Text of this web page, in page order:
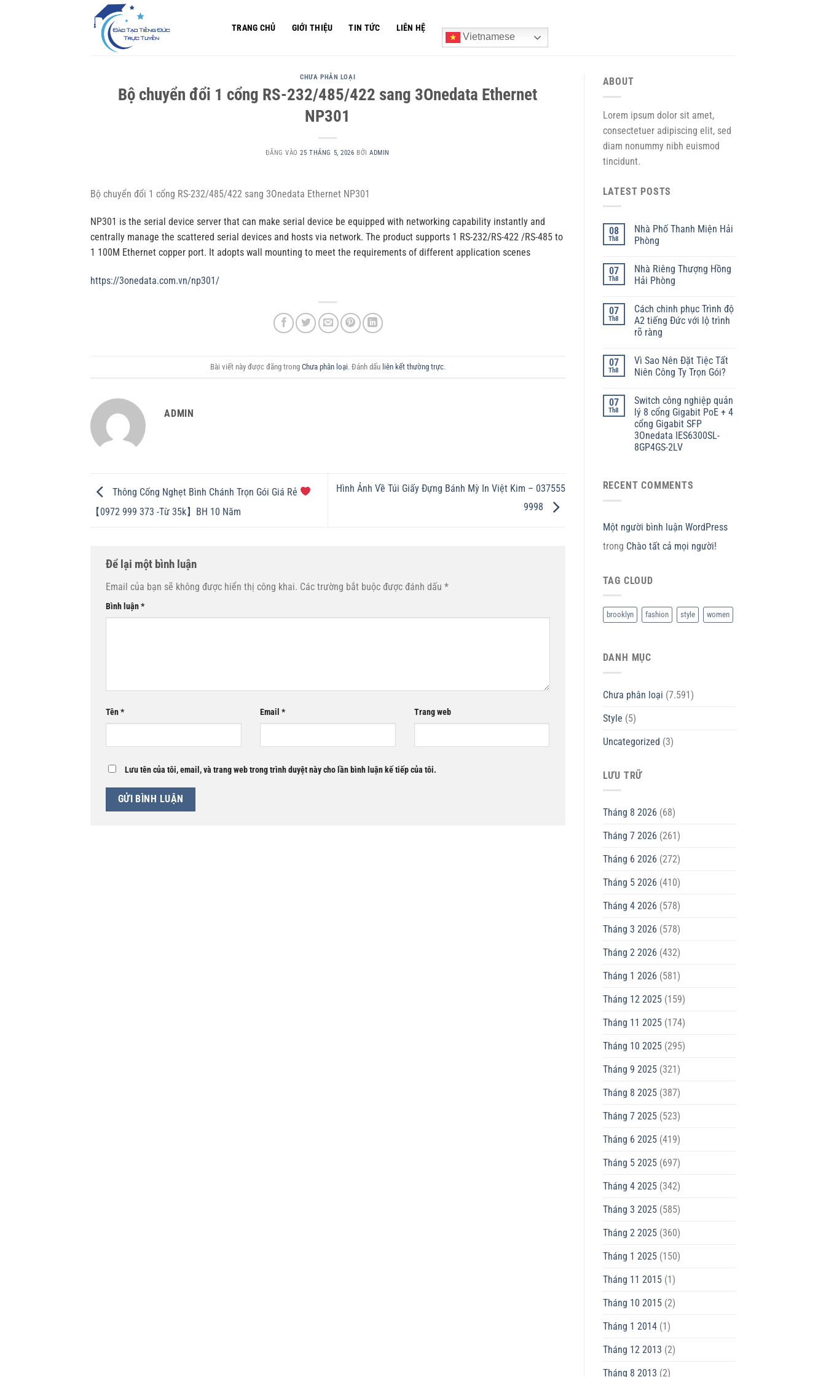
TRANG CHỦ GIỚI THIỆU TIN TỨC
LIÊN HỆ
Vietnamese
CHƯA PHÂN LOẠI
Bộ chuyển đổi 1 cổng RS-232/485/422 sang 3Onedata Ethernet
NP301
ĐĂNG VÀO25 THÁNG 5, 2026 BỞIADMIN
Bộ chuyển đổi 1 cổng RS-232/485/422 sang 3Onedata Ethernet NP301
NP301 is the serial device server that can make serial device be equipped with networking capability instantly and
centrally manage the scattered serial devices and hosts via network. The product supports 1 RS-232/RS-422 /RS-485 to
1 100M Ethernet copper port. It adopts wall mounting to meet the requirements of different application scenes
https://3onedata.com.vn/np301/
Bài viết này được đăng trong Chưa phân loại. Đánh dấu liên kết thường trực.
ADMIN
Thông Cống Nghẹt Bình Chánh Trọn Gói Giá Rẻ
【0972 999 373 -Từ 35k】BH 10 Năm
Hình Ảnh Về Túi Giấy Đựng Bánh Mỳ In Việt Kim – 037555
9998
Để lại một bình luận
Email của bạn sẽ không được hiển thị công khai. Các trường bắt buộc được đánh dấu *
Bình luận*
Tên* Email * Trang web
Lưu tên của tôi, email, và trang web trong trình duyệt này cho lần bình luận kế tiếp của tôi.
ABOUT
Lorem ipsum dolor sit amet,
consectetuer adipiscing elit, sed
diam nonummy nibh euismod
tincidunt.
LATEST POSTS
08
Th8
Nhà Phố Thanh Miện Hải
Phòng
07
Th8
Nhà Riêng Thượng Hồng
Hải Phòng
07
Th8
Cách chinh phục Trình độ
A2 tiếng Đức với lộ trình
rõ ràng
07
Th8
Vì Sao Nên Đặt Tiệc Tất
Niên Công Ty Trọn Gói?
07
Th8
Switch công nghiệp quản
lý 8 cổng Gigabit PoE + 4
cổng Gigabit SFP
3Onedata IES6300SL-
8GP4GS-2LV
RECENT COMMENTS
Một người bình luận WordPress
trong Chào tất cả mọi người!
TAG CLOUD
brooklyn fashion style women
DANH MỤC
Chưa phân loại (7.591)
Style (5)
Uncategorized (3)
LƯU TRỮ
Tháng 8 2026 (68)
Tháng 7 2026 (261)
Tháng 6 2026 (272)
Tháng 5 2026 (410)
Tháng 4 2026 (578)
Tháng 3 2026 (578)
Tháng 2 2026 (432)
Tháng 1 2026 (581)
Tháng 12 2025(159)
Tháng 11 2025(174)
Tháng 10 2025(295)
Tháng 9 2025(321)
Tháng 8 2025(387)
Tháng 7 2025(523)
Tháng 6 2025(419)
Tháng 5 2025(697)
Tháng 4 2025(342)
Tháng 3 2025(585)
Tháng 2 2025(360)
Tháng 1 2025(150)
Tháng 11 2015(1)
Tháng 10 2015(2)
Tháng 1 2014(1)
Tháng 12 2013 (2)
Tháng 8 2013 (2)